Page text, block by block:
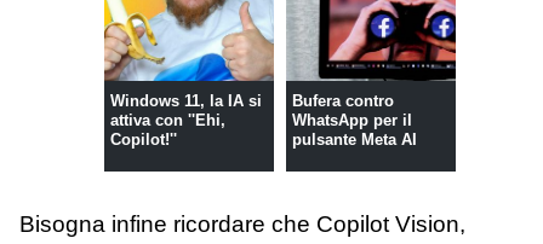
Windows 11, la IA si
attiva con ''Ehi,
Copilot!''
Bufera contro
WhatsApp per il
pulsante Meta AI
Bisogna infine ricordare che Copilot Vision,